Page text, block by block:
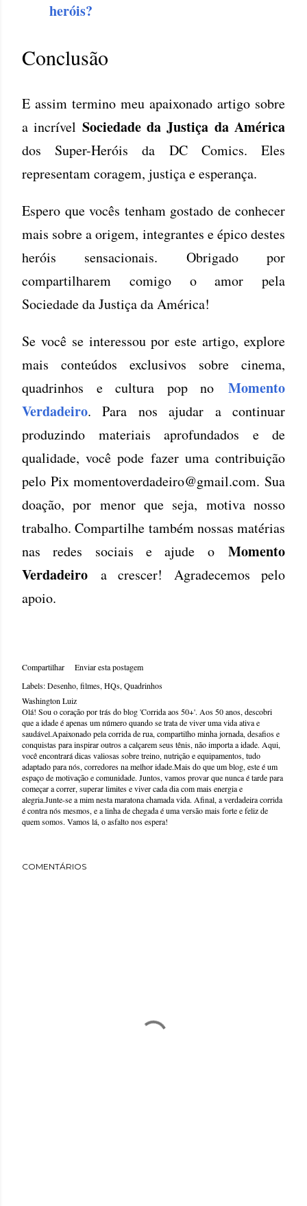
heróis?
Conclusão
E assim termino meu apaixonado artigo sobre
a incrível Sociedade da Justiça da América
dos Super-Heróis da DC Comics. Eles
representam coragem, justiça e esperança.
Espero que vocês tenham gostado de conhecer
mais sobre a origem, integrantes e épico destes
heróis sensacionais. Obrigado por
compartilharem comigo o amor pela
Sociedade da Justiça da América!
Se você se interessou por este artigo, explore
mais conteúdos exclusivos sobre cinema,
quadrinhos e cultura pop no Momento
Verdadeiro. Para nos ajudar a continuar
produzindo materiais aprofundados e de
qualidade, você pode fazer uma contribuição
pelo Pix momentoverdadeiro@gmail.com. Sua
doação, por menor que seja, motiva nosso
trabalho. Compartilhe também nossas matérias
nas redes sociais e ajude o Momento
Verdadeiro a crescer! Agradecemos pelo
apoio.
Compartilhar
Enviar esta postagem
Labels:Desenho filmes HQs Quadrinhos
Washington Luiz
Olá! Sou o coração por trás do blog 'Corrida aos 50+'. Aos 50 anos, descobri
que a idade é apenas um número quando se trata de viver uma vida ativa e
saudável.Apaixonado pela corrida de rua, compartilho minha jornada, desafios e
conquistas para inspirar outros a calçarem seus tênis, não importa a idade. Aqui,
você encontrará dicas valiosas sobre treino, nutrição e equipamentos, tudo
adaptado para nós, corredores na melhor idade.Mais do que um blog, este é um
espaço de motivação e comunidade. Juntos, vamos provar que nunca é tarde para
começar a correr, superar limites e viver cada dia com mais energia e
alegria.Junte-se a mim nesta maratona chamada vida. Afinal, a verdadeira corrida
é contra nós mesmos, e a linha de chegada é uma versão mais forte e feliz de
quem somos. Vamos lá, o asfalto nos espera!
COMENTÁRIOS